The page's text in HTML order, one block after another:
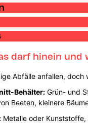
darf hinein und
Abfälle anfallen,
Behälter:Grün- und
Beeten, kleinere
Metalle oder Kunststoffe,